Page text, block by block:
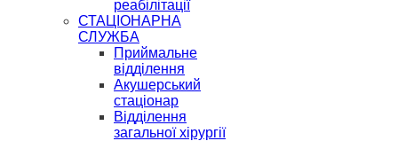
реабілітації
СТАЦІОНАРНА
СЛУЖБА
Приймальне
відділення
Акушерський
стаціонар
Відділення
загальної хірургії